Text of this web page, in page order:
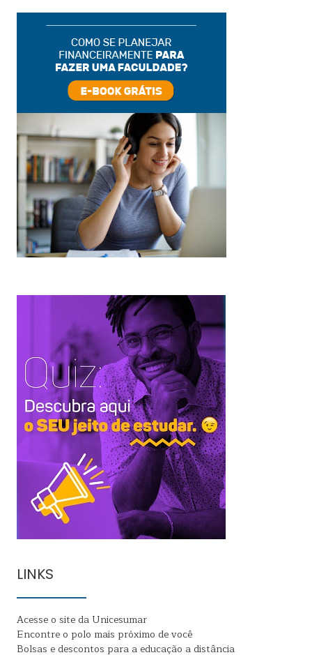
LINKS
Acesse o site da Unicesumar
Encontre o polo mais próximo de você
Bolsas e descontos para a educação a distância